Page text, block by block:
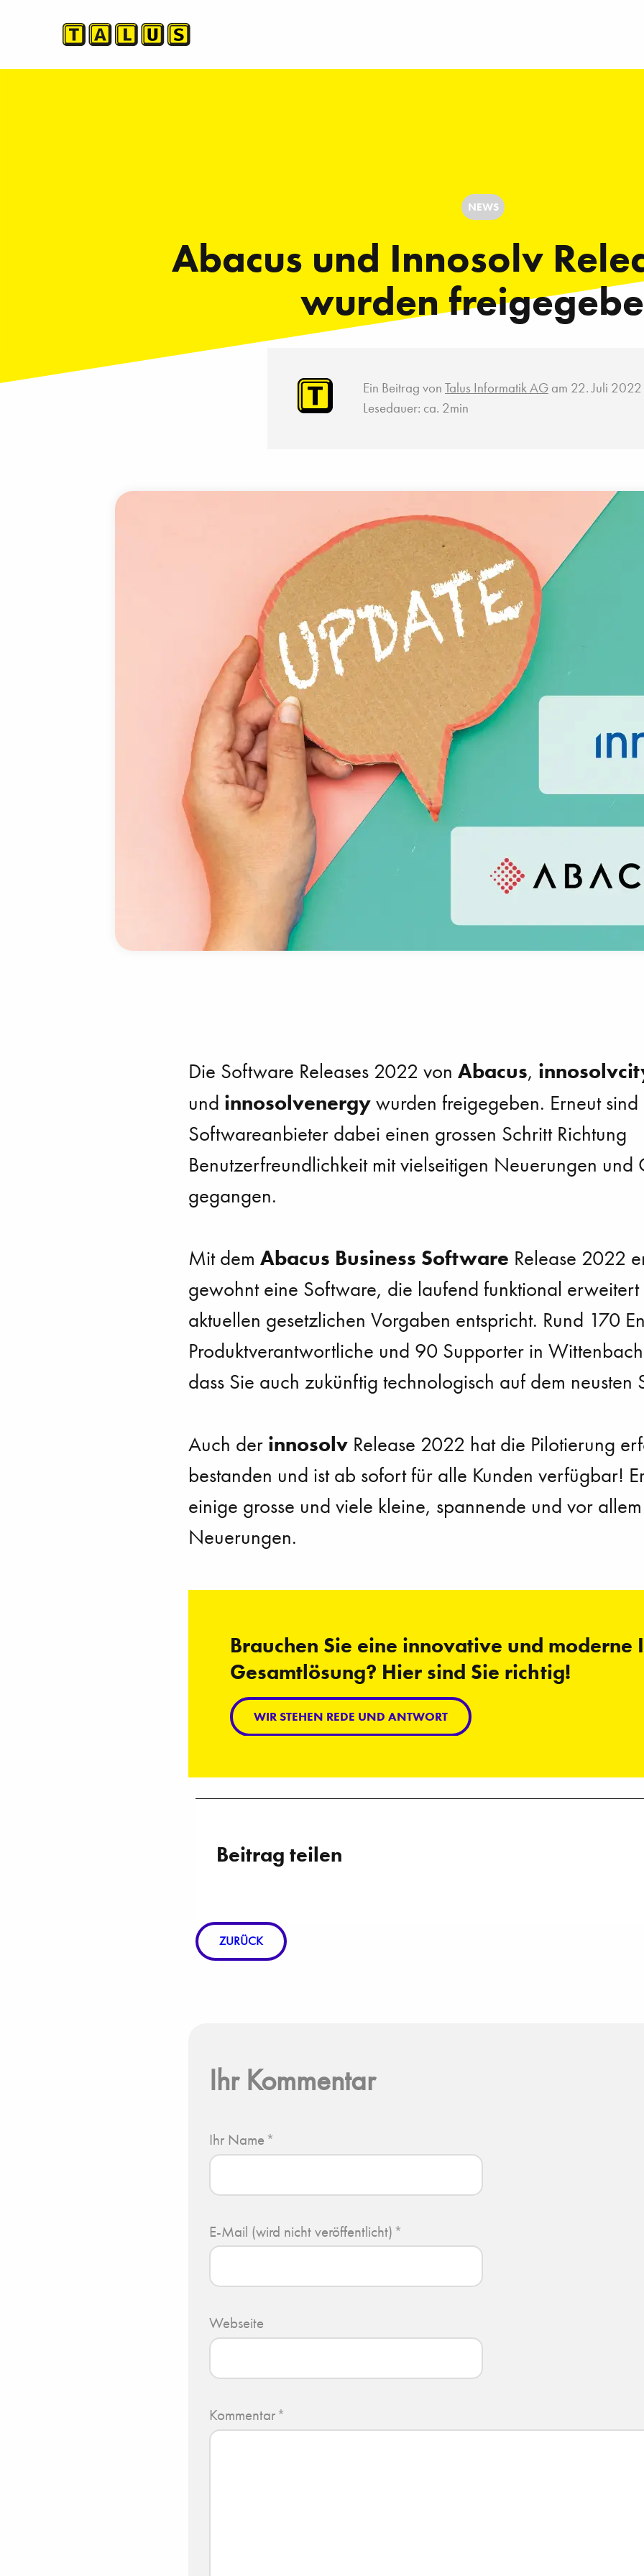
NEWS
Abacus und Innosolv
wurden
Ein Beitrag von Talus Informatik AG am 22. Juli 2022
Lesedauer: ca. 2min
Die Software Releases 2022 von Abacus,
und innosolvenergy wurden freigegeben. Erneut sind
Softwareanbieter dabei einen grossen Schritt Richtung
Benutzerfreundlichkeit mit vielseitigen Neuerungen und
gegangen.
Mit dem Abacus Business Software Release 2022
gewohnt eine Software, die laufend funktional erweitert
aktuellen gesetzlichen Vorgaben entspricht. Rund 170
Produktverantwortliche und 90 Supporter in
dass Sie auch zukünftig technologisch auf dem neusten
Auch der innosolv Release 2022 hat die Pilotierung
bestanden und ist ab sofort für alle Kunden verfügbar!
einige grosse und viele kleine, spannende und vor
Neuerungen.
Brauchen Sie eine innovative und moderne
Gesamtlösung? Hier sind Sie richtig!
WIR STEHEN REDE UND ANTWORT
Beitrag teilen
ZURÜCK
Ihr Kommentar
Ihr Name *
E-Mail (wird nicht veröffentlicht) *
Webseite
Kommentar*